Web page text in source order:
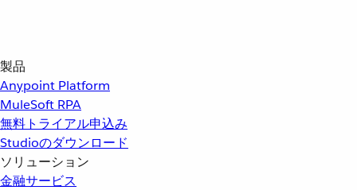
製品
Anypoint Platform
MuleSoft RPA
無料トライアル申込み
Studioのダウンロード
ソリューション
金融サービス